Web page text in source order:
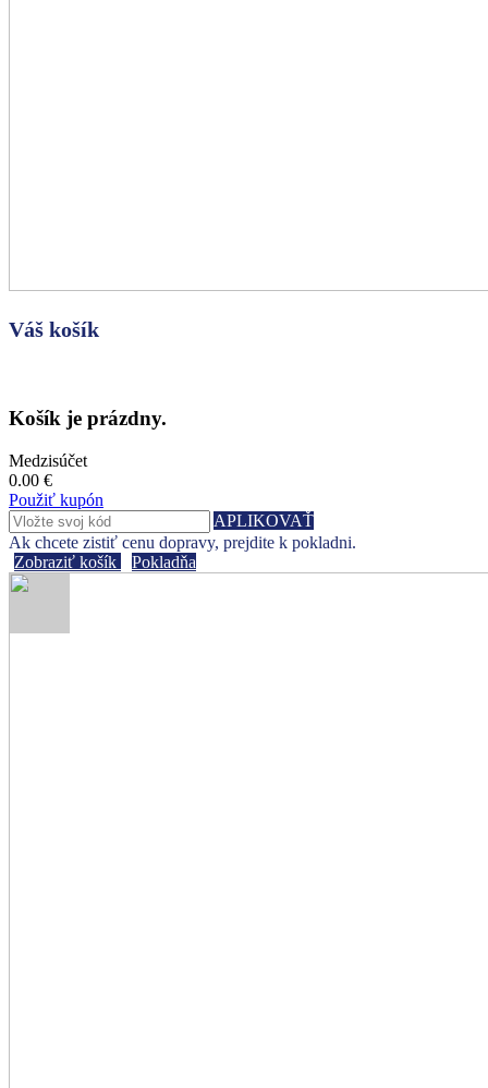
Váš košík
Košík je prázdny.
Medzisúčet
0.00 €
Použiť kupón
APLIKOVAŤ
Ak chcete zistiť cenu dopravy, prejdite k pokladni.
Zobraziť košík
Pokladňa